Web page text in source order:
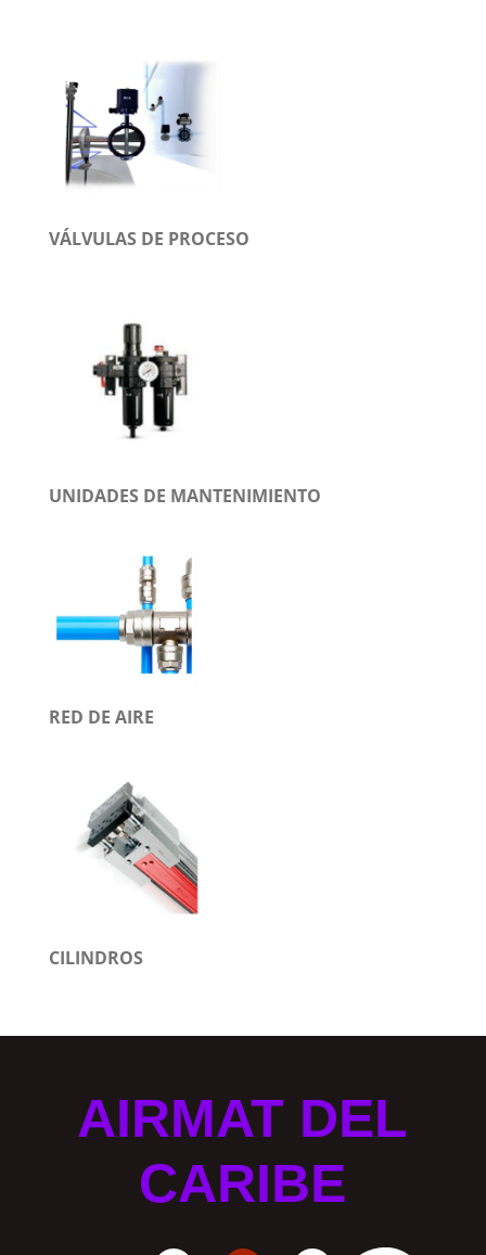
VÁLVULAS DE PROCESO
UNIDADES DE MANTENIMIENTO
RED DE AIRE
CILINDROS
AIRMAT DEL
CARIBE